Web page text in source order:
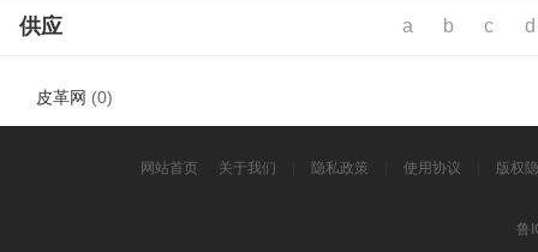
a b c d
供应
皮革网 (0)
网站首页 关于我们 隐私政策 使用协议 版权
鲁